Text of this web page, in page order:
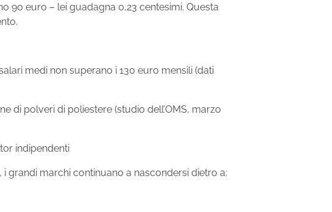
90 euro – lei guadagna 0,23 centesimi. Questa
medi non superano i 130 euro mensili (dati
di polveri di poliestere (studio dell’OMS, marzo
indipendenti
grandi marchi continuano a nascondersi dietro a: